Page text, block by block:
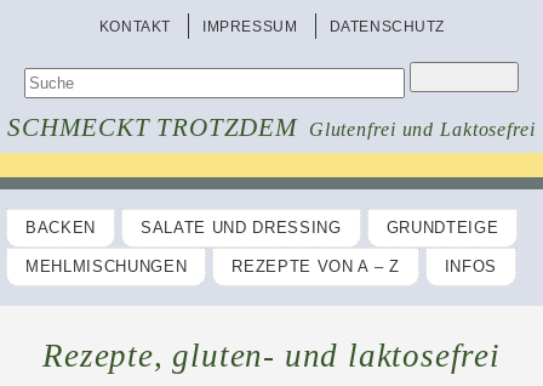
KONTAKT IMPRESSUM DATENSCHUTZ
SCHMECKT TROTZDEM Glutenfrei und Laktosefrei
BACKEN SALATE UND DRESSING GRUNDTEIGE
MEHLMISCHUNGEN REZEPTE VON A – Z INFOS
Rezepte, gluten- und laktosefrei